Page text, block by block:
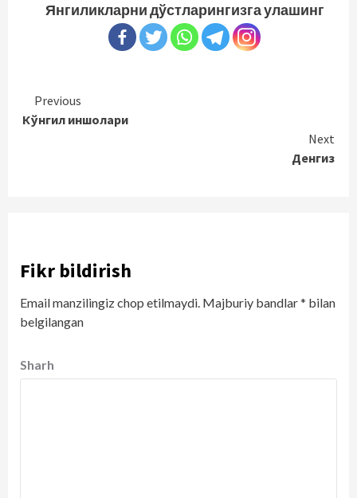
Янгиликларни дўстларингизга улашинг
Continue
Reading
Previous
Кўнгил иншолари
Next
Денгиз
Fikr bildirish
Email manzilingiz chop etilmaydi. Majburiy bandlar* bilan
belgilangan
Sharh